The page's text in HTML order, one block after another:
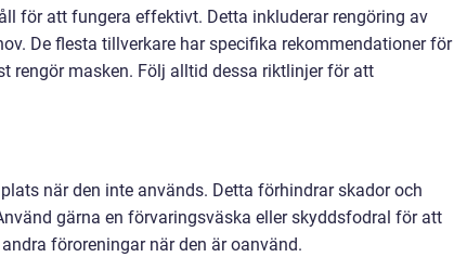
för att fungera effektivt. Detta inkluderar rengöring av
De flesta tillverkare har specifika rekommendationer för
rengör masken. Följ alltid dessa riktlinjer för att
när den inte används. Detta förhindrar skador och
gärna en förvaringsväska eller skyddsfodral för att
föroreningar när den är oanvänd.